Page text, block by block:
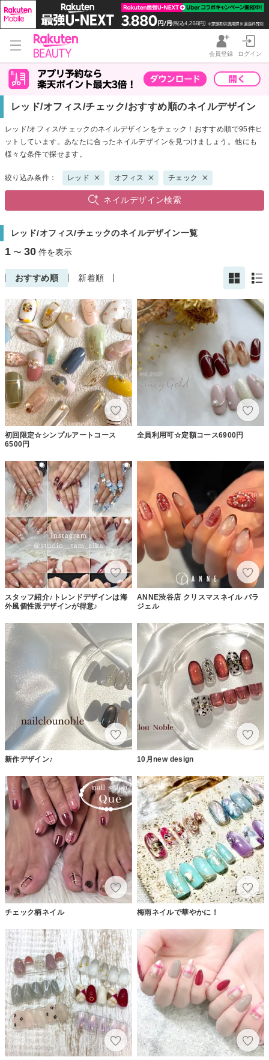
会員登録 ログイン
レッド/オフィス/チェック/おすすめ順のネイルデザイン
レッド/オフィス/チェックのネイルデザインをチェック！おすすめ順で95件ヒ
ットしています。あなたに合ったネイルデザインを見つけましょう。他にも
様々な条件で探せます。
絞り込み条件： レッド オフィス チェック
ネイルデザイン検索
レッド/オフィス/チェックのネイルデザイン一覧
1 〜 30 件を表示
おすすめ順 新着順
初回限定☆シンプルアートコース
6500円
全員利用可☆定額コース6900円
スタッフ紹介♪トレンドデザインは海
外風個性派デザインが得意♪
ANNE渋谷店 クリスマスネイル パラ
ジェル
新作デザイン♪ 10月new design
チェック柄ネイル 梅雨ネイルで華やかに！